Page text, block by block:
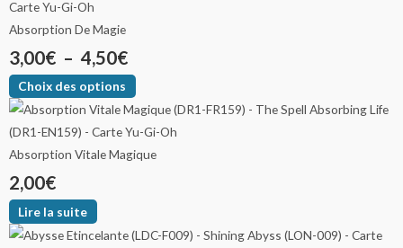
Absorption De Magie
3,00€ – 4,50€
Choix des options
Absorption Vitale Magique
2,00€
Lire la suite